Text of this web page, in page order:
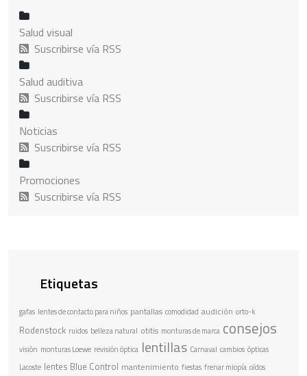
Salud visual
Suscribirse vía RSS
Salud auditiva
Suscribirse vía RSS
Noticias
Suscribirse vía RSS
Promociones
Suscribirse vía RSS
Etiquetas
gafas lentes de contacto para niños pantallas comodidad audición orto-k
Rodenstock ruidos belleza natural otitis monturas de marca consejos
visión monturas Loewe revisión óptica lentillas Carnaval cambios ópticas
Lacoste lentes Blue Control mantenimiento fiestas frenar miopía oídos